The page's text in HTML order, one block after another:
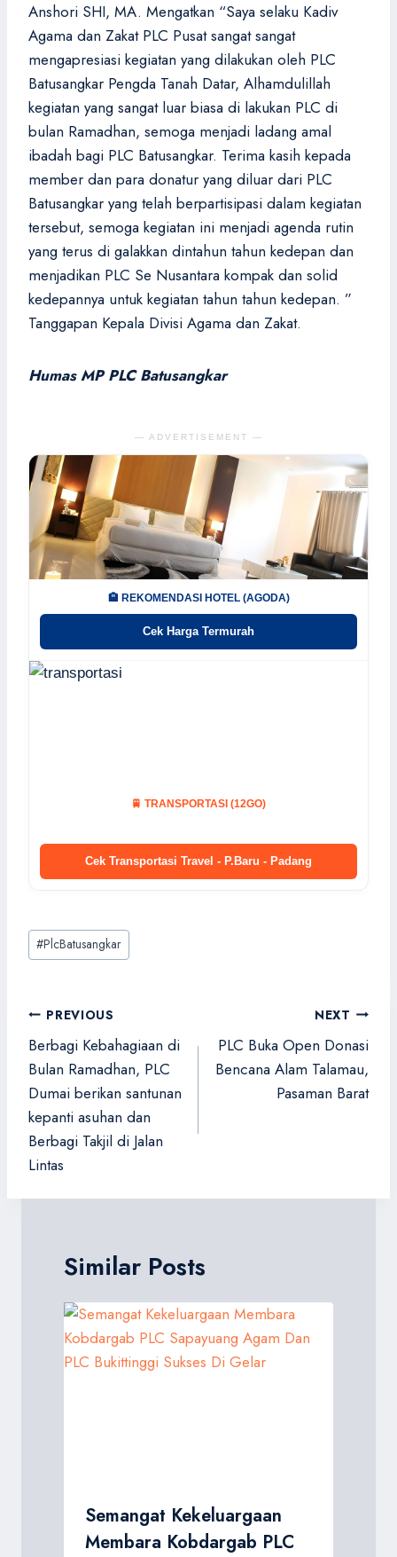
Anshori SHI, MA. Mengatkan “Saya selaku Kadiv
Agama dan Zakat PLC Pusat sangat sangat
mengapresiasi kegiatan yang dilakukan oleh PLC
Batusangkar Pengda Tanah Datar, Alhamdulillah
kegiatan yang sangat luar biasa di lakukan PLC di
bulan Ramadhan, semoga menjadi ladang amal
ibadah bagi PLC Batusangkar. Terima kasih kepada
member dan para donatur yang diluar dari PLC
Batusangkar yang telah berpartisipasi dalam kegiatan
tersebut, semoga kegiatan ini menjadi agenda rutin
yang terus di galakkan dintahun tahun kedepan dan
menjadikan PLC Se Nusantara kompak dan solid
kedepannya untuk kegiatan tahun tahun kedepan. ”
Tanggapan Kepala Divisi Agama dan Zakat.
Humas MP PLC Batusangkar
— ADVERTISEMENT —
🏨 REKOMENDASI HOTEL (AGODA)
Cek Harga Termurah
🚆 TRANSPORTASI (12GO)
Cek Transportasi Travel - P.Baru - Padang
Post
Tags:
#PlcBatusangkar
Navigasi
pos
PREVIOUS
Berbagi Kebahagiaan di
Bulan Ramadhan, PLC
Dumai berikan santunan
kepanti asuhan dan
Berbagi Takjil di Jalan
Lintas
NEXT
PLC Buka Open Donasi
Bencana Alam Talamau,
Pasaman Barat
Similar Posts
Semangat Kekeluargaan
Membara Kobdargab PLC